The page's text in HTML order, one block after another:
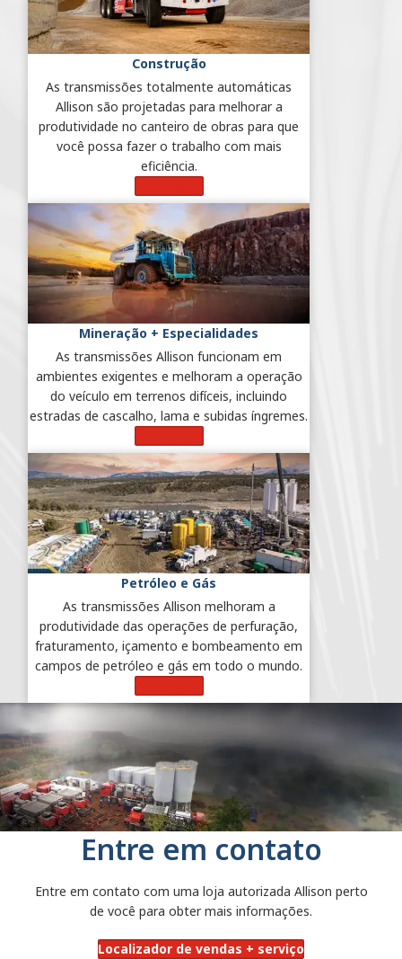
Construção
As transmissões totalmente automáticas
Allison são projetadas para melhorar a
produtividade no canteiro de obras para que
você possa fazer o trabalho com mais
eficiência.
Mineração + Especialidades
As transmissões Allison funcionam em
ambientes exigentes e melhoram a operação
do veículo em terrenos difíceis, incluindo
estradas de cascalho, lama e subidas íngremes.
Petróleo e Gás
As transmissões Allison melhoram a
produtividade das operações de perfuração,
fraturamento, içamento e bombeamento em
campos de petróleo e gás em todo o mundo.
Entre em contato
Entre em contato com uma loja autorizada Allison perto
de você para obter mais informações.
Localizador de vendas + serviço